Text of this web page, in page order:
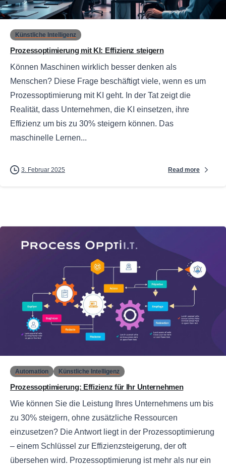
Künstliche Intelligenz
Prozessoptimierung mit KI: Effizienz steigern
Können Maschinen wirklich besser denken als
Menschen? Diese Frage beschäftigt viele, wenn es um
Prozessoptimierung mit KI geht. In der Tat zeigt die
Realität, dass Unternehmen, die KI einsetzen, ihre
Effizienz um bis zu 30% steigern können. Das
maschinelle Lernen...
3. Februar 2025 Read more
Automation Künstliche Intelligenz
Prozessoptimierung: Effizienz für Ihr Unternehmen
Wie können Sie die Leistung Ihres Unternehmens um bis
zu 30% steigern, ohne zusätzliche Ressourcen
einzusetzen? Die Antwort liegt in der Prozessoptimierung
– einem Schlüssel zur Effizienzsteigerung, der oft
übersehen wird. Prozessoptimierung ist mehr als nur ein